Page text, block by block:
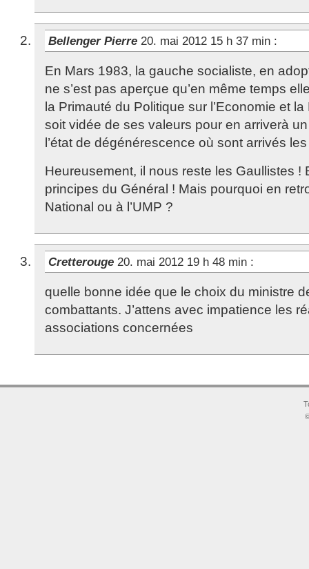
Bellenger Pierre 20. mai 2012 15 h 37 min :
En Mars 1983, la gauche socialiste, en
ne s’est pas aperçue qu’en même temps
la Primauté du Politique sur l’Economie et
soit vidée de ses valeurs pour en arriverà
l’état de dégénérescence où sont arrivés
Heureusement, il nous reste les Gaullistes !
principes du Général ! Mais pourquoi en
National ou à l’UMP ?
Cretterouge 20. mai 2012 19 h 48 min :
quelle bonne idée que le choix du ministre
combattants. J’attens avec impatience les
associations concernées